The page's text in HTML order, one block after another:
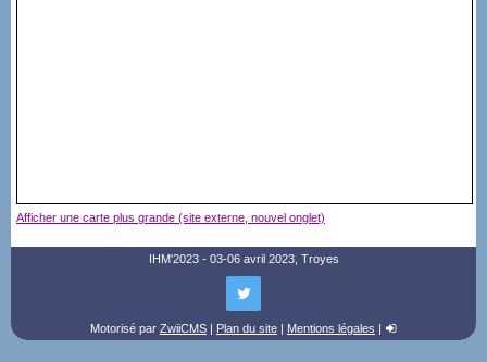
Afficher une carte plus grande (site externe, nouvel onglet)
IHM'2023 - 03-06 avril 2023, Troyes
Motorisé par ZwiiCMS| Plan du site| Mentions légales |